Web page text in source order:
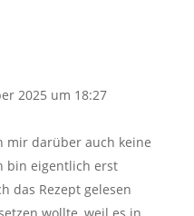
2025 um 18:27
mir darüber auch keine
bin eigentlich erst
das Rezept gelesen
wollte, weil es in